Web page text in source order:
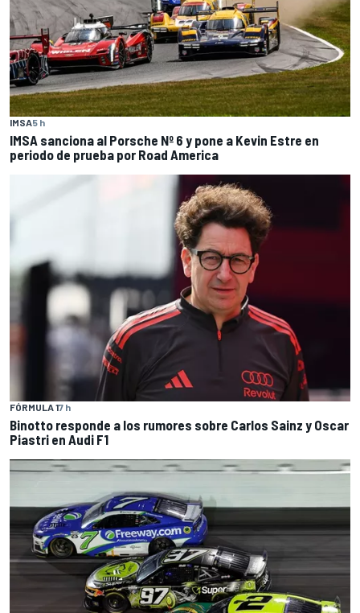
IMSA5 h
IMSA sanciona al Porsche Nº 6 y pone a Kevin Estre en
periodo de prueba por Road America
FÓRMULA 17 h
Binotto responde a los rumores sobre Carlos Sainz y Oscar
Piastri en Audi F1